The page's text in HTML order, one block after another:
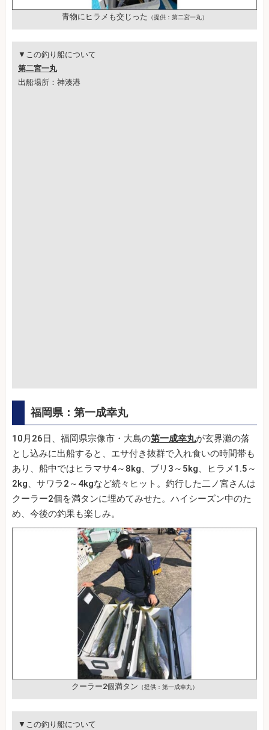
青物にヒラメも交じった （提供：第二宮一丸）
▼この釣り船について
第二宮一丸
出船場所：神湊港
福岡県：第一成幸丸
10月26日、福岡県宗像市・大島の第一成幸丸が玄界灘の落
とし込みに出船すると、エサ付き抜群で入れ食いの時間帯も
あり、船中ではヒラマサ4～8kg、ブリ3～5kg、ヒラメ1.5～
2kg、サワラ2～4kgなど続々ヒット。釣行した二ノ宮さんは
クーラー2個を満タンに埋めてみせた。ハイシーズン中のた
め、今後の釣果も楽しみ。
クーラー2個満タン （提供：第一成幸丸）
▼この釣り船について